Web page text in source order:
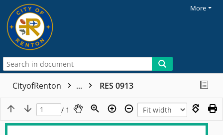
More
CityofRenton ... RES 0913
/ 1